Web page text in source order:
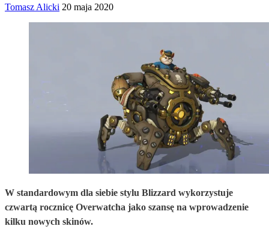
Tomasz Alicki 20 maja 2020
W standardowym dla siebie stylu Blizzard wykorzystuje
czwartą rocznicę Overwatcha jako szansę na wprowadzenie
kilku nowych skinów.